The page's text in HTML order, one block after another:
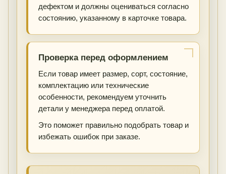
дефектом и должны оцениваться согласно
состоянию, указанному в карточке товара.
Проверка перед оформлением
Если товар имеет размер, сорт, состояние,
комплектацию или технические
особенности, рекомендуем уточнить
детали у менеджера перед оплатой.
Это поможет правильно подобрать товар и
избежать ошибок при заказе.